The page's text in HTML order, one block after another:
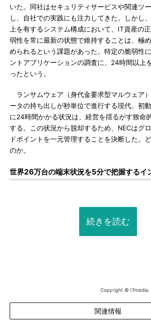
いた。同社はセキュリティサービスや関連ツ
し、自社での実践にも注力してきた。しかし
上を有するシステム構成において、IT資産の
弱性を常に最新の状態で維持することは、極
められるという課題があった。特定の脆弱性
ントアプリケーションの調査に、24時間以上
ったという。
ランサムウェア（身代金要求型マルウェア
ータの持ち出しが秒単位で進行する現代、初
に24時間かかる状況は、経営を揺るがす致命
する。この状況から脱却するため、NECはグ
ドポイントを一元管理することを決断した。
のか。
世界26万台の端末状況を5分で把握するイ
続きを読む
Copyright © ITmedia,
関連情報